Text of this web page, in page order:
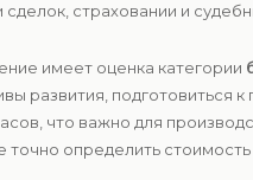
страховании и
имеет оценка категории
развития, подготовиться
что важно для
точно определить